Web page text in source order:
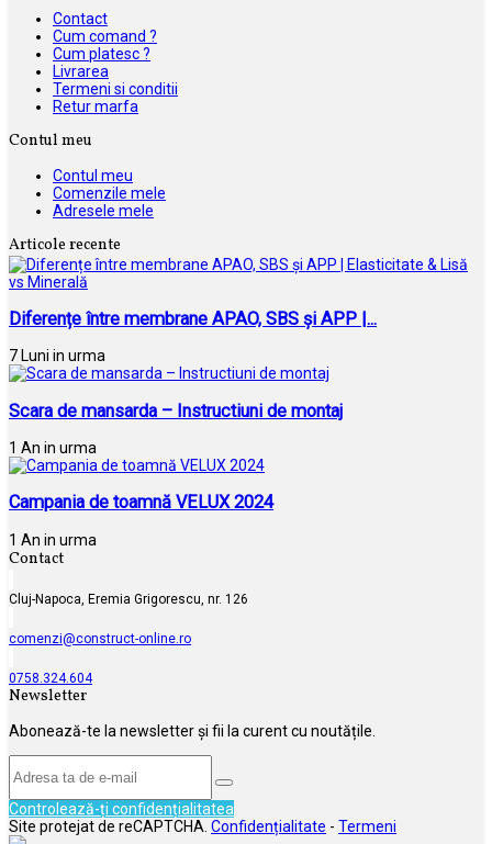
Contact
Cum comand ?
Cum platesc ?
Livrarea
Termeni si conditii
Retur marfa
Contul meu
Contul meu
Comenzile mele
Adresele mele
Articole recente
Diferențe între membrane APAO, SBS și APP |...
7 Luni in urma
Scara de mansarda – Instructiuni de montaj
1 An in urma
Campania de toamnă VELUX 2024
1 An in urma
Contact
Cluj-Napoca, Eremia Grigorescu, nr. 126
comenzi@construct-online.ro
0758.324.604
Newsletter
Abonează-te la newsletter și fii la curent cu noutățile.
Controlează-ți confidențialitatea
Site protejat de reCAPTCHA. Confidențialitate - Termeni